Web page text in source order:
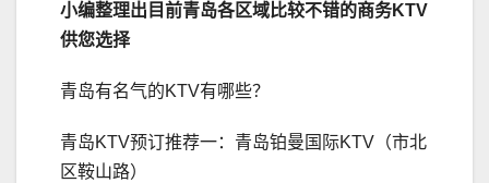
小编整理出目前青岛各区域比较不错的商务KTV
供您选择
青岛有名气的KTV有哪些？
青岛KTV预订推荐一：青岛铂曼国际KTV（市北
区鞍山路）